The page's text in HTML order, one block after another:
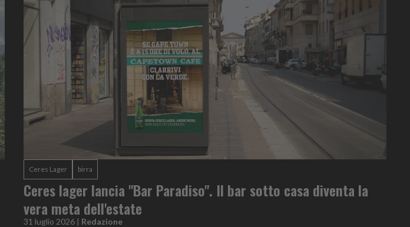
Ceres Lager birra
Ceres lager lancia "Bar Paradiso". Il bar sotto casa diventa la
vera meta dell'estate
31 luglio 2026 | Redazione